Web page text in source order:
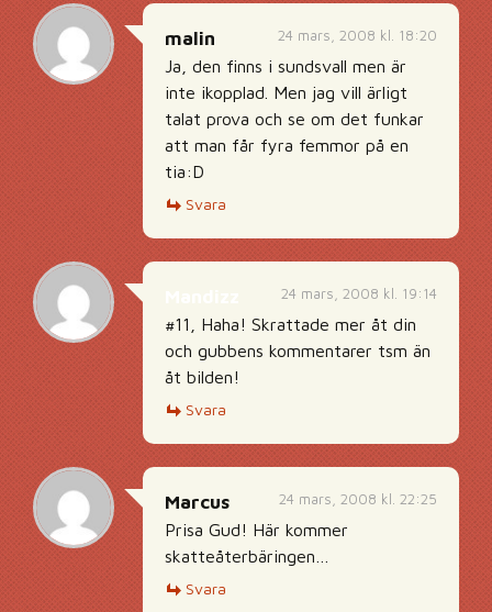
24 mars, 2008 kl. 18:20
malin
Ja, den finns i sundsvall men är
inte ikopplad. Men jag vill ärligt
talat prova och se om det funkar
att man får fyra femmor på en
tia:D
Svara
24 mars, 2008 kl. 19:14
#11, Haha! Skrattade mer åt din
och gubbens kommentarer tsm än
åt bilden!
Svara
24 mars, 2008 kl. 22:25
Marcus
Prisa Gud! Här kommer
skatteåterbäringen…
Svara